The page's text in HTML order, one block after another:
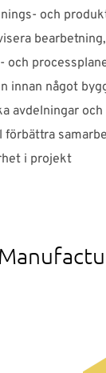
och
och
innan något
avdelningar
förbättra
i projekt